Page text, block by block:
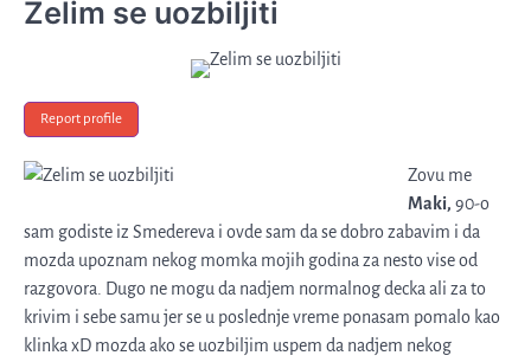
Zelim se uozbiljiti
Report profile
Zovu me
Maki, 90-o
sam godiste iz Smedereva i ovde sam da se dobro zabavim i da
mozda upoznam nekog momka mojih godina za nesto vise od
razgovora. Dugo ne mogu da nadjem normalnog decka ali za to
krivim i sebe samu jer se u poslednje vreme ponasam pomalo kao
klinka xD mozda ako se uozbiljim uspem da nadjem nekog